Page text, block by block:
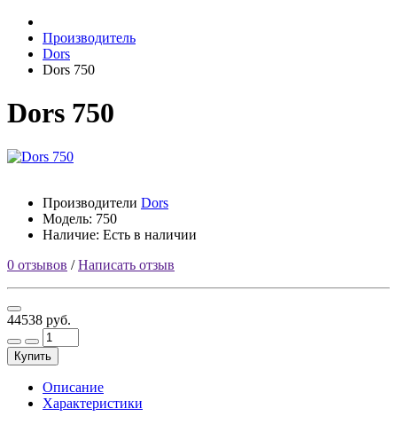
Производитель
Dors
Dors 750
Dors 750
Производители Dors
Модель: 750
Наличие: Есть в наличии
0 отзывов /Написать отзыв
44538 руб.
Купить
Описание
Характеристики